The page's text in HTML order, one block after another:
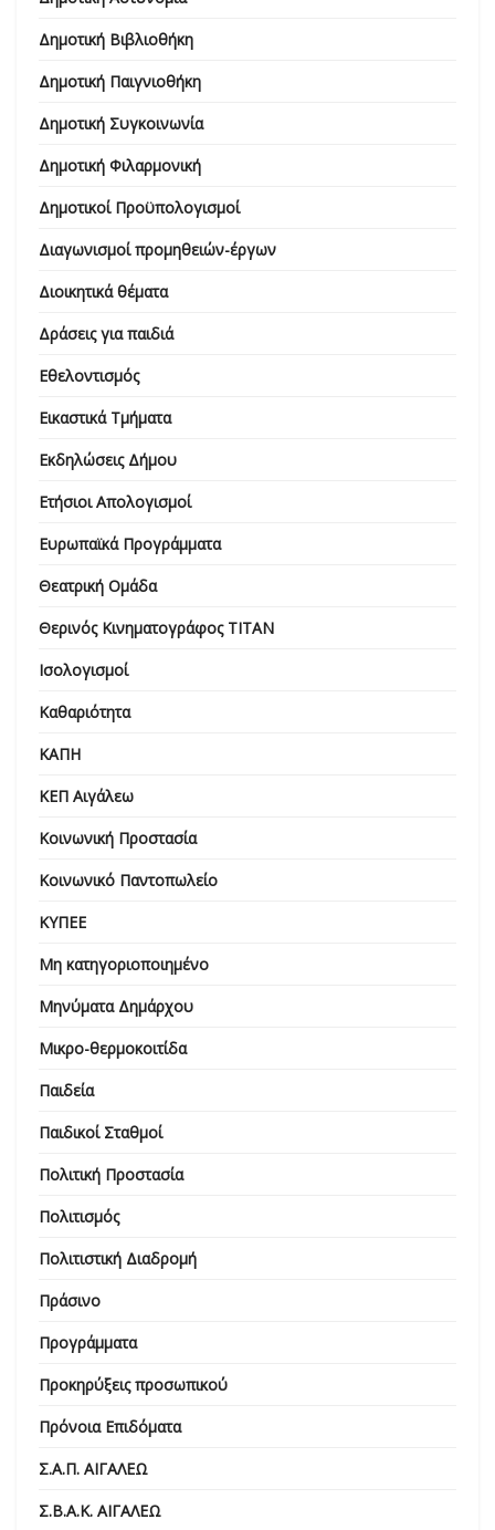
Δημοτική Βιβλιοθήκη
Δημοτική Παιγνιοθήκη
Δημοτική Συγκοινωνία
Δημοτική Φιλαρμονική
Δημοτικοί Προϋπολογισμοί
Διαγωνισμοί προμηθειών-έργων
Διοικητικά θέματα
Δράσεις για παιδιά
Εθελοντισμός
Εικαστικά Τμήματα
Εκδηλώσεις Δήμου
Ετήσιοι Απολογισμοί
Ευρωπαϊκά Προγράμματα
Θεατρική Ομάδα
Θερινός Κινηματογράφος ΤΙΤΑΝ
Ισολογισμοί
Καθαριότητα
ΚΑΠΗ
ΚΕΠ Αιγάλεω
Κοινωνική Προστασία
Κοινωνικό Παντοπωλείο
ΚΥΠΕΕ
Μη κατηγοριοποιημένο
Μηνύματα Δημάρχου
Μικρο-θερμοκοιτίδα
Παιδεία
Παιδικοί Σταθμοί
Πολιτική Προστασία
Πολιτισμός
Πολιτιστική Διαδρομή
Πράσινο
Προγράμματα
Προκηρύξεις προσωπικού
Πρόνοια Επιδόματα
Σ.Α.Π. ΑΙΓΑΛΕΩ
Σ.Β.Α.Κ. ΑΙΓΑΛΕΩ